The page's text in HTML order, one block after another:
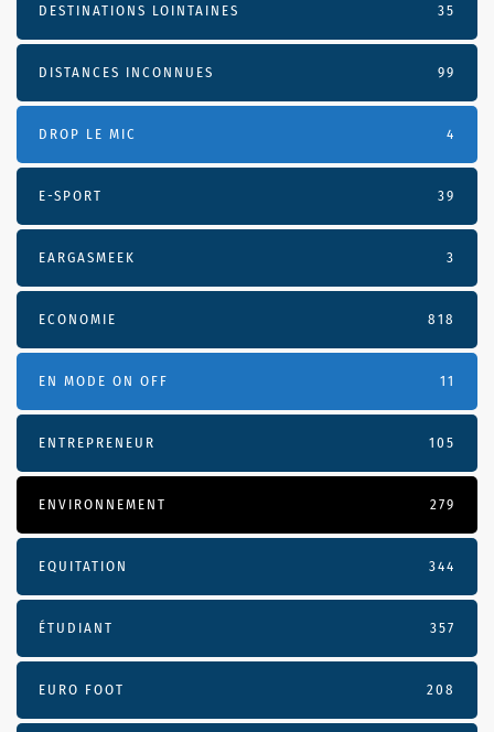
DESTINATIONS LOINTAINES 35
DISTANCES INCONNUES 99
DROP LE MIC 4
E-SPORT 39
EARGASMEEK 3
ECONOMIE 818
EN MODE ON OFF 11
ENTREPRENEUR 105
ENVIRONNEMENT 279
EQUITATION 344
ÉTUDIANT 357
EURO FOOT 208